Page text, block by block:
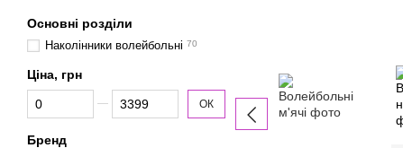
Основні розділи
Наколінники волейбольні 70
Ціна, грн
Від Ціна, грн
До Ціна, грн ОК
Бренд